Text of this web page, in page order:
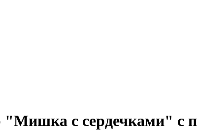
"Мишка с сердечками" с